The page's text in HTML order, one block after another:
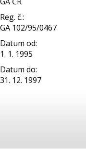
Reg. č.:
GA 102/95/0467
Datum od:
1. 1. 1995
Datum do:
31. 12. 1997